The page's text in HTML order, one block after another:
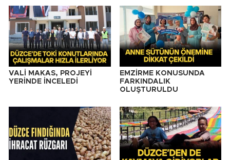
VALİ MAKAS, PROJEYİ
YERİNDE İNCELEDİ
EMZİRME KONUSUNDA
FARKINDALIK
OLUŞTURULDU